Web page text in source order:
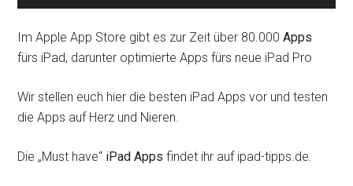
Im Apple App Store gibt es zur Zeit über 80.000Apps
fürs iPad, darunter optimierte Apps fürs neue iPad Pro
Wir stellen euch hier die besten iPad Apps vor und testen
die Apps auf Herz und Nieren.
Die „Must have“ iPad Apps findet ihr auf ipad-tipps.de.